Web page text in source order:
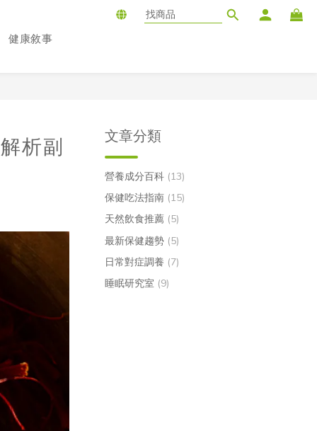
健康敘事
析副 文章分類
營養成分百科 (13)
保健吃法指南 (15)
天然飲食推薦 (5)
最新保健趨勢 (5)
日常對症調養 (7)
睡眠研究室 (9)